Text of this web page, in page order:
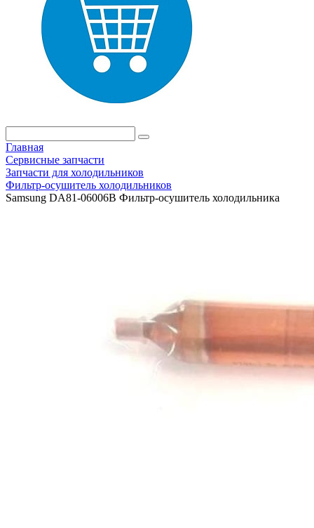
Главная
Сервисные запчасти
Запчасти для холодильников
Фильтр-осушитель холодильников
Samsung DA81-06006B Фильтр-осушитель холодильника